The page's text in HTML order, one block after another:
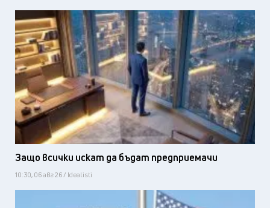
Защо всички искат да бъдат предприемачи
10:30, 06 авг 26 / Idealisti